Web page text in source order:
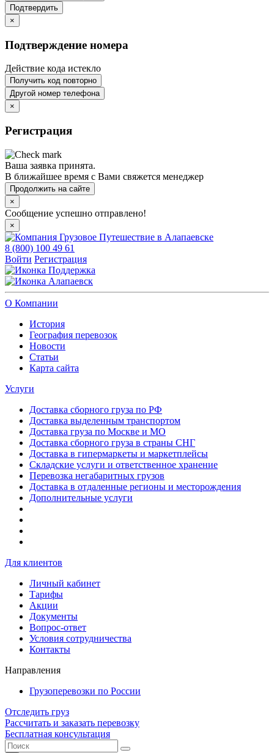
Подтвердить
×
Подтверждение номера
Действие кода истекло
Получить код повторно
Другой номер телефона
×
Регистрация
Ваша заявка принята.
В ближайшее время с Вами свяжется менеджер
Продолжить на сайте
×
Сообщение успешно отправлено!
×
8 (800) 100 49 61
Войти Регистрация
Поддержка
Алапаевск
О Компании
История
География перевозок
Новости
Статьи
Карта сайта
Услуги
Доставка сборного груза по РФ
Доставка выделенным транспортом
Доставка груза по Москве и МО
Доставка сборного груза в страны СНГ
Доставка в гипермаркеты и маркетплейсы
Складские услуги и ответственное хранение
Перевозка негабаритных грузов
Доставка в отдаленные регионы и месторождения
Дополнительные услуги
Для клиентов
Личный кабинет
Тарифы
Акции
Документы
Вопрос-ответ
Условия сотрудничества
Контакты
Направления
Грузоперевозки по России
Отследить груз
Рассчитать и заказать перевозку
Бесплатная консультация